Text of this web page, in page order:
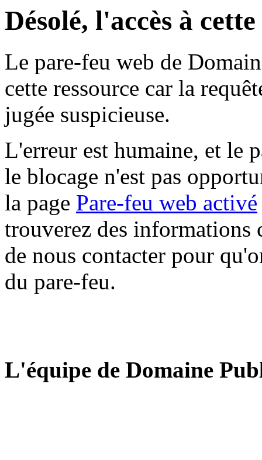
Désolé, l'accès à
Le pare-feu web de
cette ressource car la
jugée suspicieuse.
L'erreur est humaine, et le
le blocage n'est pas
la page Pare-feu web activé
trouverez des informations
de nous contacter pour
du pare-feu.
L'équipe de Domaine